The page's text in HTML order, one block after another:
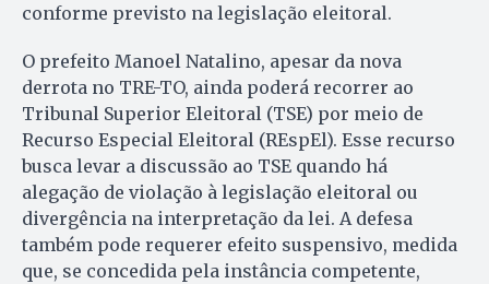
conforme previsto na legislação eleitoral.
O prefeito Manoel Natalino, apesar da nova
derrota no TRE-TO, ainda poderá recorrer ao
Tribunal Superior Eleitoral (TSE) por meio de
Recurso Especial Eleitoral (REspEl). Esse recurso
busca levar a discussão ao TSE quando há
alegação de violação à legislação eleitoral ou
divergência na interpretação da lei. A defesa
também pode requerer efeito suspensivo, medida
que, se concedida pela instância competente,